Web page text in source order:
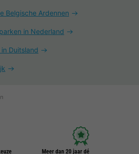
Belgische Ardennen
in Nederland
Duitsland
Meer dan 20 jaar dé